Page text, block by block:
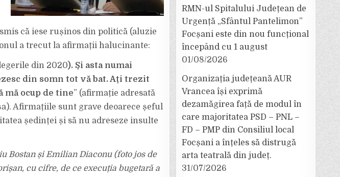
BAT
DE
APA
CAP
(N.
LA
ALEGERILE
DIN
2020)
ȘI
ASTA
NUMAI
PENTRU
CĂ
M-
că iese rușinos din politică (aluzie
a trecut la afirmații halucinante:
din 2020). Și asta numai
din somn tot vă bat. Ați trezit
mă ocup de tine” (afirmație adresată
Afirmațiile sunt grave deoarece șeful
ședinței și să nu adreseze insulte
Bostan și Emilian Diaconu (foto jos de
cu cifre, de ce execuția bugetară a
RMN-ul Spitalului Județean de
Urgență „Sfântul Pantelimon”
Focșani este din nou funcțional
începând cu 1 august
01/08/2026
Organizația județeană AUR
Vrancea își exprimă
dezamăgirea față de modul în
care majoritatea PSD – PNL –
FD – PMP din Consiliul local
Focșani a înțeles să distrugă
arta teatrală din județ.
31/07/2026